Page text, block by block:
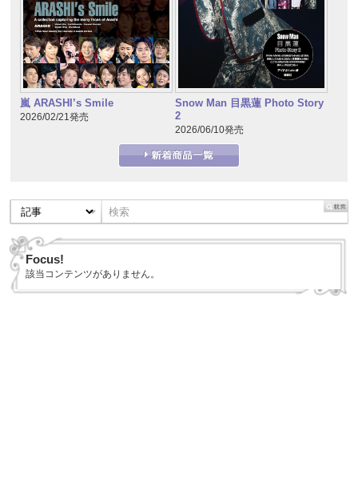
嵐 ARASHI’s Smile
2026/02/21発売
Snow Man 目黒蓮 Photo Story
2
2026/06/10発売
Focus!
該当コンテンツがありません。